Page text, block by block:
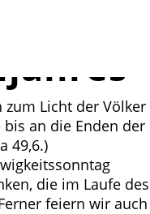
zum Licht der Völker
an die Enden der
49,6.)
die im Laufe des
feiern wir auch